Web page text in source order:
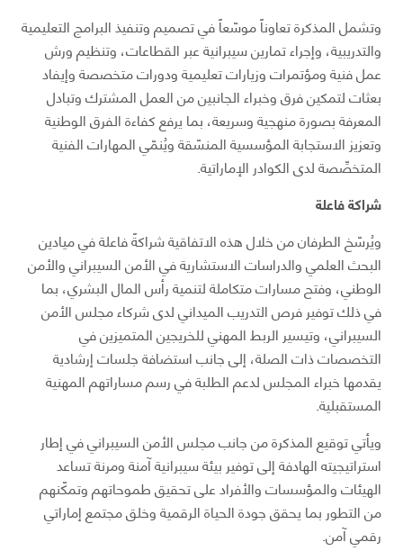
وتشمل المذكرة تعاوناً موسّعاً في تصميم وتنفيذ البرامج التعليمية
والتدريبية، وإجراء تمارين سيبرانية عبر القطاعات، وتنظيم ورش
عمل فنية ومؤتمرات وزيارات تعليمية ودورات متخصصة وإيفاد
بعثات لتمكين فرق وخبراء الجانبين من العمل المشترك وتبادل
المعرفة بصورة منهجية وسريعة، بما يرفع كفاءة الفرق الوطنية
وتعزيز الاستجابة المؤسسية المنسّقة ويُنمّي المهارات الفنية
المتخصِّصة لدى الكوادر الإماراتية.
شراكة فاعلة
ويُرسّخ الطرفان من خلال هذه الاتفاقية شراكةً فاعلة في ميادين
البحث العلمي والدراسات الاستشارية في الأمن السيبراني والأمن
الوطني، وفتح مسارات متكاملة لتنمية رأس المال البشري، بما
في ذلك توفير فرص التدريب الميداني لدى شركاء مجلس الأمن
السيبراني، وتيسير الربط المهني للخريجين المتميزين في
التخصصات ذات الصلة، إلى جانب استضافة جلسات إرشادية
يقدمها خبراء المجلس لدعم الطلبة في رسم مساراتهم المهنية
المستقبلية.
ويأتي توقيع المذكرة من جانب مجلس الأمن السيبراني في إطار
استراتيجيته الهادفة إلى توفير بيئة سيبرانية آمنة ومرنة تساعد
الهيئات والمؤسسات والأفراد على تحقيق طموحاتهم وتمكّنهم
من التطور بما يحقق جودة الحياة الرقمية وخلق مجتمع إماراتي
رقمي آمن.